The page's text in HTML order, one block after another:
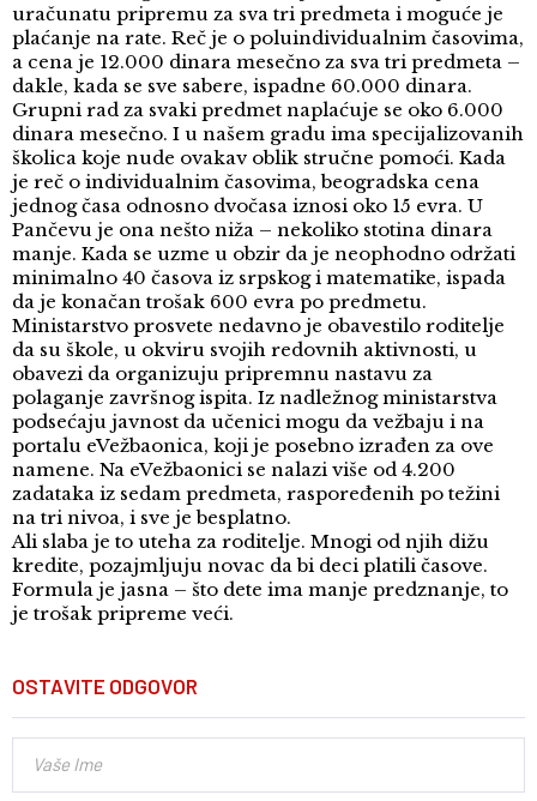
uračunatu pripremu za sva tri predmeta i moguće je
plaćanje na rate. Reč je o poluindividualnim časovima,
a cena je 12.000 dinara mesečno za sva tri predmeta –
dakle, kada se sve sabere, ispadne 60.000 dinara.
Grupni rad za svaki predmet naplaćuje se oko 6.000
dinara mesečno. I u našem gradu ima specijalizovanih
školica koje nude ovakav oblik stručne pomoći. Kada
je reč o individualnim časovima, beogradska cena
jednog časa odnosno dvočasa iznosi oko 15 evra. U
Pančevu je ona nešto niža – nekoliko stotina dinara
manje. Kada se uzme u obzir da je neophodno održati
minimalno 40 časova iz srpskog i matematike, ispada
da je konačan trošak 600 evra po predmetu.
Ministarstvo prosvete nedavno je obavestilo roditelje
da su škole, u okviru svojih redovnih aktivnosti, u
obavezi da organizuju pripremnu nastavu za
polaganje završnog ispita. Iz nadležnog ministarstva
podsećaju javnost da učenici mogu da vežbaju i na
portalu eVežbaonica, koji je posebno izrađen za ove
namene. Na eVežbaonici se nalazi više od 4.200
zadataka iz sedam predmeta, raspoređenih po težini
na tri nivoa, i sve je besplatno.
Ali slaba je to uteha za roditelje. Mnogi od njih dižu
kredite, pozajmljuju novac da bi deci platili časove.
Formula je jasna – što dete ima manje predznanje, to
je trošak pripreme veći.
OSTAVITE ODGOVOR